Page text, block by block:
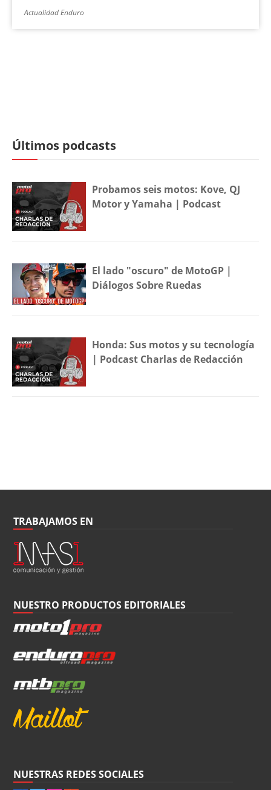
Actualidad Enduro
Últimos podcasts
Probamos seis motos: Kove, QJ
Motor y Yamaha | Podcast
El lado "oscuro" de MotoGP |
Diálogos Sobre Ruedas
Honda: Sus motos y su tecnología
| Podcast Charlas de Redacción
TRABAJAMOS EN
NUESTRO PRODUCTOS EDITORIALES
NUESTRAS REDES SOCIALES